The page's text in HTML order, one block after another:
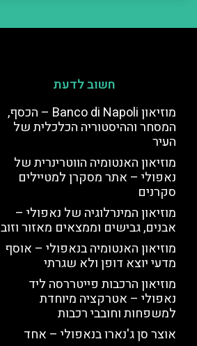
חשוב לדעת
מוזיאון Banco di Napoli – הכסף,
המסחר וההיסטוריה הכלכלית של
העיר
מוזיאון האנטומיה הווטרינרית של
נאפולי – אתר מסקרן למטיילים
סקרנים
מוזיאון המינרלוגיה של נאפולי –
אבנים, גבישים וממצאים מאזור וזוב
מוזיאון האנטומיה בנאפולי – אוסף
מדעי יוצא דופן ולא שגרתי
מוזיאון הרכבות פייטררסה ליד
נאפולי – אטרקציה מיוחדת
למשפחות וחובבי רכבות
אוצר סן ג'נארו בנאפולי – אחד